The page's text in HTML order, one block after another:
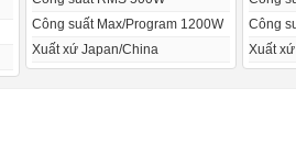
Công suất Max/Program 1200W
Xuất xứ Japan/China
Công
Xuất